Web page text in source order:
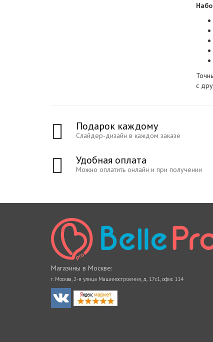
с
Подарок каждому
Слайдер-дизайн в каждом заказе
Удобная оплата
Можно оплатить онлайн и при получении
Магазины в Москве:
г. Москва, 2-я улица Машиностроения, д. 17с1, офис 114